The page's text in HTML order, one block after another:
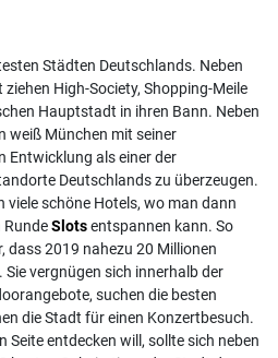
Städten Deutschlands. Neben
High-Society, Shopping-Meile
Hauptstadt in ihren Bann. Neben
weiß München mit seiner
Entwicklung als einer der
Deutschlands zu überzeugen.
viele schöne Hotels, wo man dann
RundeSlotsentspannen kann. So
dass 2019 nahezu 20 Millionen
vergnügen sich innerhalb der
suchen die besten
die Stadt für einen Konzertbesuch.
Seite entdecken will, sollte sich neben